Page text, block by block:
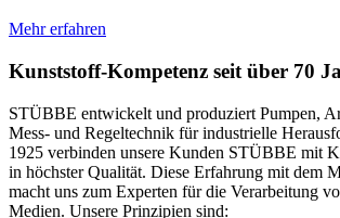
Mehr erfahren
Kunststoff-Kompetenz seit über 70
STÜBBE entwickelt und produziert Pumpen,
Mess- und Regeltechnik für industrielle
1925 verbinden unsere Kunden STÜBBE mit
in höchster Qualität. Diese Erfahrung mit dem
macht uns zum Experten für die Verarbeitung
Medien. Unsere Prinzipien sind: